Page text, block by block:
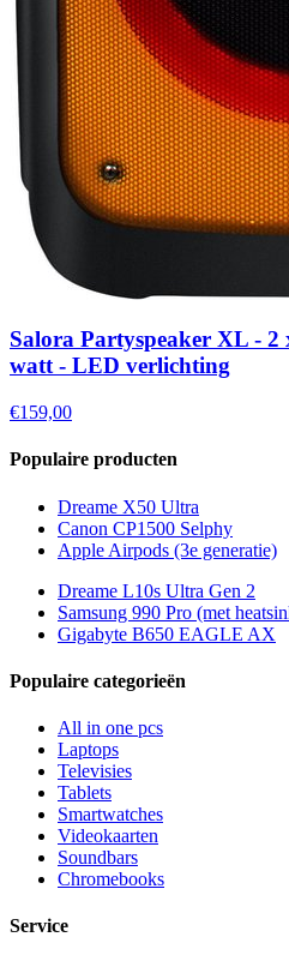
Salora Partyspeaker XL - 2
watt - LED verlichting
€159,00
Populaire producten
Dreame X50 Ultra
Canon CP1500 Selphy
Apple Airpods (3e generatie)
Dreame L10s Ultra Gen 2
Samsung 990 Pro (met
Gigabyte B650 EAGLE AX
Populaire categorieën
All in one pcs
Laptops
Televisies
Tablets
Smartwatches
Videokaarten
Soundbars
Chromebooks
Service